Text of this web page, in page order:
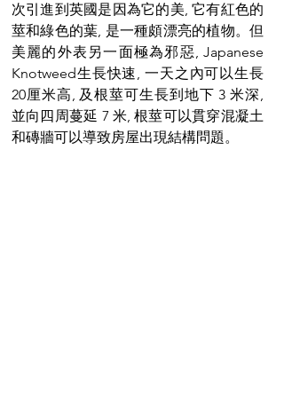
次引進到英國是因為它的美, 它有紅色的
莖和綠色的葉, 是一種頗漂亮的植物。但
美麗的外表另一面極為邪惡, Japanese
Knotweed生長快速, 一天之內可以生長
20厘米高, 及根莖可生長到地下 3 米深,
並向四周蔓延 7 米, 根莖可以貫穿混凝土
和磚牆可以導致房屋出現結構問題。